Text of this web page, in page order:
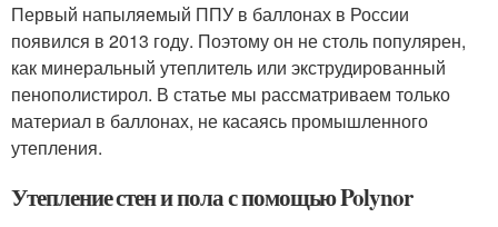
Первый напыляемый ППУ в баллонах в России
появился в 2013 году. Поэтому он не столь популярен,
как минеральный утеплитель или экструдированный
пенополистирол. В статье мы рассматриваем только
материал в баллонах, не касаясь промышленного
утепления.
Утепление стен и пола с помощью Polynor